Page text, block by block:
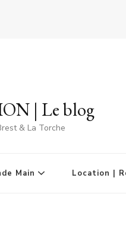
| Le blog
& La Torche
Main Location |